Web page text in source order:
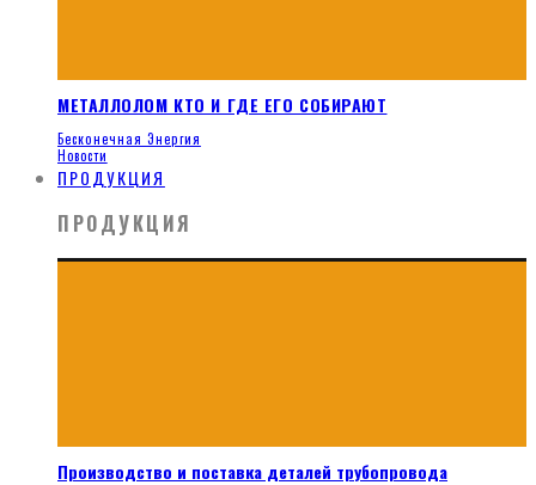
МЕТАЛЛОЛОМ КТО И ГДЕ ЕГО СОБИРАЮТ
Бесконечная Энергия
Новости
ПРОДУКЦИЯ
ПРОДУКЦИЯ
Производство и поставка деталей трубопровода